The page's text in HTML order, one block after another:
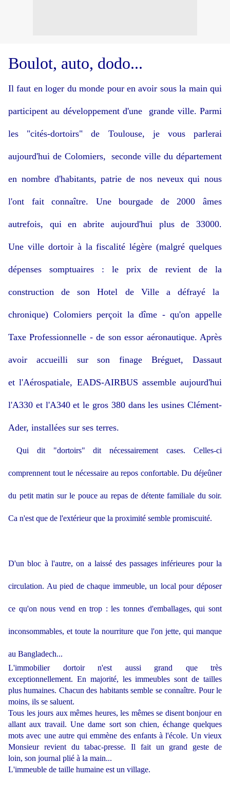
Boulot, auto, dodo...
Il faut en loger du monde pour en avoir sous la main qui
participent au développement d'une grande ville. Parmi
les "cités-dortoirs" de Toulouse, je vous parlerai
aujourd'hui de Colomiers, seconde ville du département
en nombre d'habitants, patrie de nos neveux qui nous
l'ont fait connaître. Une bourgade de 2000 âmes
autrefois, qui en abrite aujourd'hui plus de 33000.
Une ville dortoir à la fiscalité légère (malgré quelques
dépenses somptuaires : le prix de revient de la
construction de son Hotel de Ville a défrayé la
chronique) Colomiers perçoit la dîme - qu'on appelle
Taxe Professionnelle - de son essor aéronautique. Après
avoir accueilli sur son finage Bréguet, Dassaut
et l'Aérospatiale, EADS-AIRBUS assemble aujourd'hui
l'A330 et l'A340 et le gros 380 dans les usines Clément-
Ader, installées sur ses terres.
Qui dit "dortoirs" dit nécessairement cases. Celles-ci
comprennent tout le nécessaire au repos confortable. Du déjeûner
du petit matin sur le pouce au repas de détente familiale du soir.
Ca n'est que de l'extérieur que la proximité semble promiscuité.
D'un bloc à l'autre, on a laissé des passages inférieures pour la
circulation. Au pied de chaque immeuble, un local pour déposer
ce qu'on nous vend en trop : les tonnes d'emballages, qui sont
inconsommables, et toute la nourriture que l'on jette, qui manque
au Bangladech...
L'immobilier dortoir n'est aussi grand que très
exceptionnellement. En majorité, les immeubles sont de tailles
plus humaines. Chacun des habitants semble se connaître. Pour le
moins, ils se saluent.
Tous les jours aux mêmes heures, les mêmes se disent bonjour en
allant aux travail. Une dame sort son chien, échange quelques
mots avec une autre qui emmène des enfants à l'école. Un vieux
Monsieur revient du tabac-presse. Il fait un grand geste de
loin, son journal plié à la main...
L'immeuble de taille humaine est un village.